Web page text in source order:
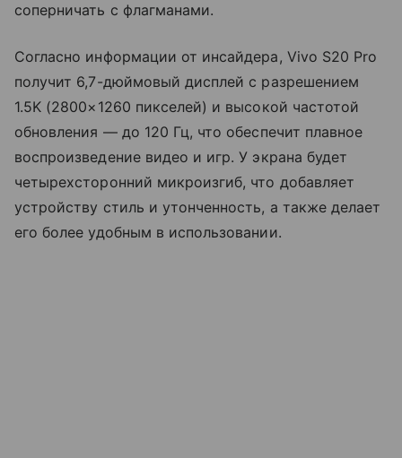
соперничать с флагманами.
Согласно информации от инсайдера, Vivo S20 Pro
получит 6,7-дюймовый дисплей с разрешением
1.5K (2800×1260 пикселей) и высокой частотой
обновления — до 120 Гц, что обеспечит плавное
воспроизведение видео и игр. У экрана будет
четырехсторонний микроизгиб, что добавляет
устройству стиль и утонченность, а также делает
его более удобным в использовании.